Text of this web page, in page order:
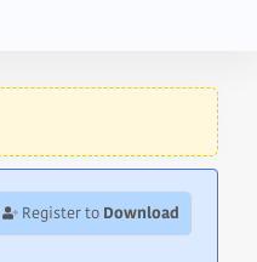
Register to Download